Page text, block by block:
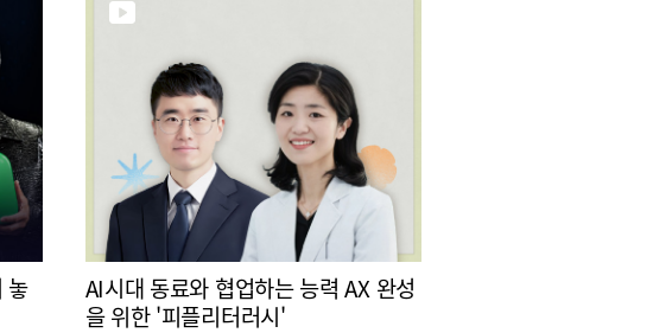
놓
AI시대 동료와 협업하는 능력 AX 완성
을 위한 '피플리터러시'